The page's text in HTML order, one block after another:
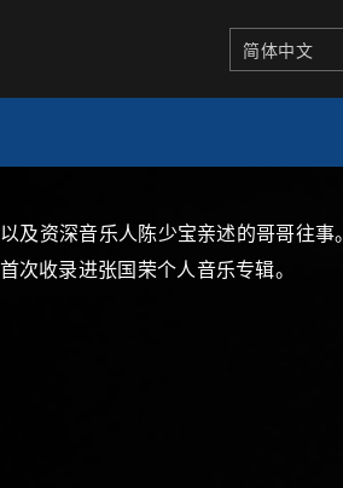
资深音乐人陈少宝亲述的哥哥往事。
次收录进张国荣个人音乐专辑。